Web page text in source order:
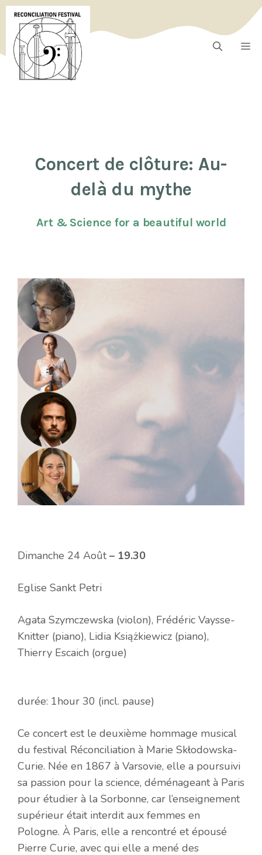
Aller
contenu
Concert de clôture: Au-
delà du mythe
Art & Science for a beautiful world
Dimanche 24 Août– 19.30
Eglise Sankt Petri
Agata Szymczewska (violon), Frédéric Vaysse-
Knitter (piano), Lidia Książkiewicz (piano),
Thierry Escaich (orgue)
durée: 1hour 30 (incl. pause)
Ce concert est le deuxième hommage musical
du festival Réconciliation à Marie Skłodowska-
Curie. Née en 1867 à Varsovie, elle a poursuivi
sa passion pour la science, déménageant à Paris
pour étudier à la Sorbonne, car l’enseignement
supérieur était interdit aux femmes en
Pologne. À Paris, elle a rencontré et épousé
Pierre Curie, avec qui elle a mené des